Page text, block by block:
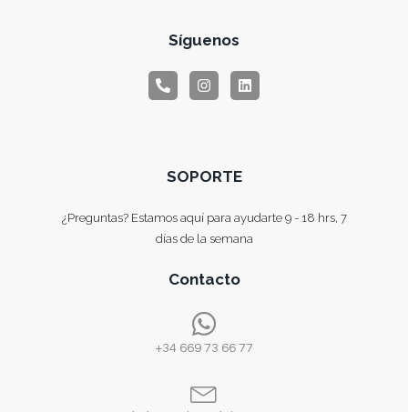
Síguenos
SOPORTE
¿Preguntas? Estamos aquí para ayudarte 9 - 18 hrs, 7
días de la semana
Contacto
+34 669 73 66 77